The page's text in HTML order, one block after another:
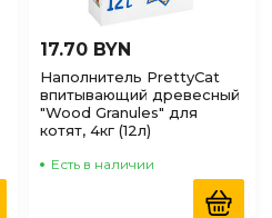
17.70 BYN
Наполнитель PrettyCat
впитывающий древесный
"Wood Granules" для
котят, 4кг (12л)
Есть в наличии